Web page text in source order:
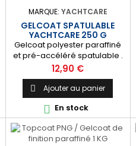
MARQUE: YACHTCARE
GELCOAT SPATULABLE
YACHTCARE 250 G
Gelcoat polyester paraffiné
et pré-accéléré spatulable .
Ce produit est idéal pour
retoucher un éclat dans le
gelcoat. Coloris : Blanc
(Peut-être teinté avec une
pâte colorante). 🔝 [Finition
de qualité] Fournit une
couche extérieure lisse,
brillante et uniforme qui
Prix
12,90 €
 Ajouter au panier
 En stock